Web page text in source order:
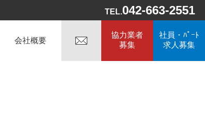
TEL.042-663-2551
会社概要
協力業者
募集
社員・ﾊﾟｰﾄ
求人募集